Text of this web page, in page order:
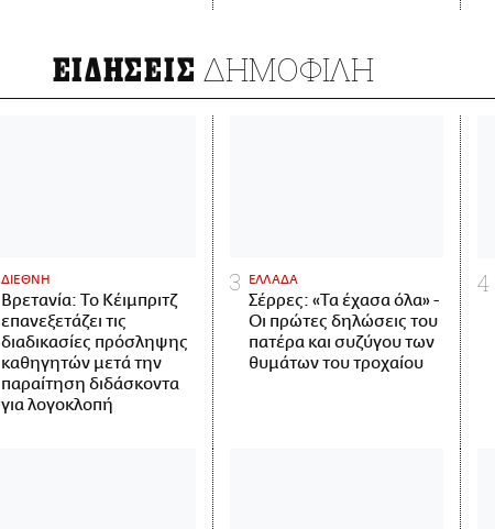
ΕΙΔΗΣΕΙΣ ΔΗΜΟΦΙΛΗ
ΔΙΕΘΝΗ
Βρετανία: Το Κέιμπριτζ
επανεξετάζει τις
διαδικασίες πρόσληψης
καθηγητών μετά την
παραίτηση διδάσκοντα
για λογοκλοπή
ΕΛΛΑΔΑ
Σέρρες: «Τα έχασα όλα» -
Οι πρώτες δηλώσεις του
πατέρα και συζύγου των
θυμάτων του τροχαίου